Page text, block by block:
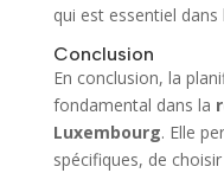
qui est essentiel
Conclusion
En conclusion, la
fondamental dans la
Luxembourg. Elle
spécifiques, de